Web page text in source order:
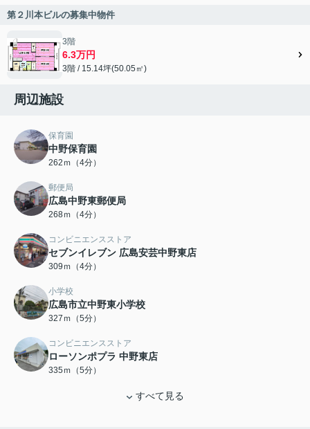
第２川本ビルの募集中物件
3階
6.3万円
3階 / 15.14坪(50.05㎡)
周辺施設
保育園
中野保育園
262ｍ（4分）
郵便局
広島中野東郵便局
268ｍ（4分）
コンビニエンスストア
セブンイレブン 広島安芸中野東店
309ｍ（4分）
小学校
広島市立中野東小学校
327ｍ（5分）
コンビニエンスストア
ローソンポプラ 中野東店
335ｍ（5分）
すべて見る